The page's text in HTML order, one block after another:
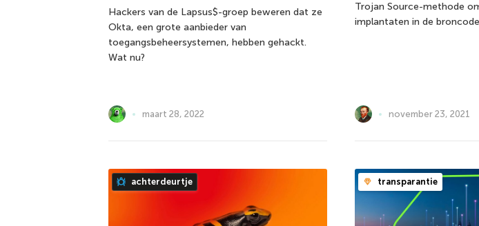
Hackers van de Lapsus$-groep beweren dat ze
Okta, een grote aanbieder van
toegangsbeheersystemen, hebben gehackt.
Wat nu?
maart 28, 2022
Trojan Source-methode
implantaten in de
november 23, 2021
achterdeurtje transparantie